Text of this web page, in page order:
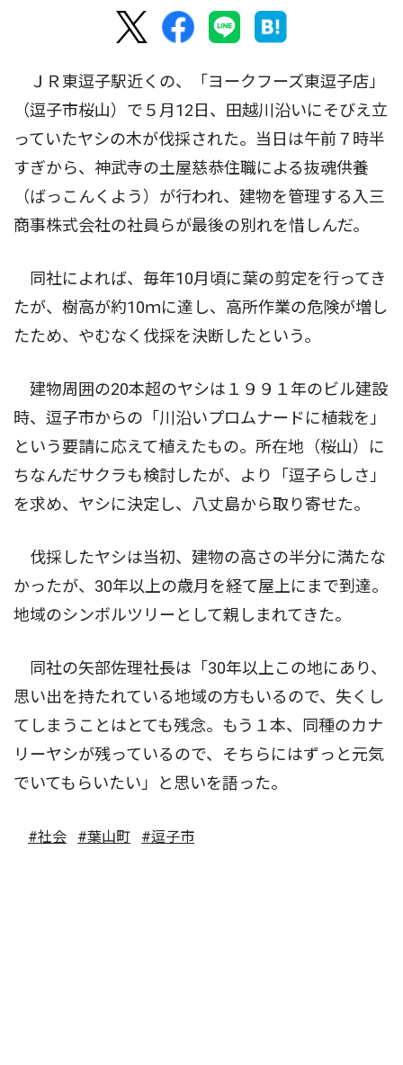
ＪＲ東逗子駅近くの、「ヨークフーズ東逗子店」
（逗子市桜山）で５月12日、田越川沿いにそびえ立
っていたヤシの木が伐採された。当日は午前７時半
すぎから、神武寺の土屋慈恭住職による抜魂供養
（ばっこんくよう）が行われ、建物を管理する入三
商事株式会社の社員らが最後の別れを惜しんだ。
同社によれば、毎年10月頃に葉の剪定を行ってき
たが、樹高が約10ｍに達し、高所作業の危険が増し
たため、やむなく伐採を決断したという。
建物周囲の20本超のヤシは１９９１年のビル建設
時、逗子市からの「川沿いプロムナードに植栽を」
という要請に応えて植えたもの。所在地（桜山）に
ちなんだサクラも検討したが、より「逗子らしさ」
を求め、ヤシに決定し、八丈島から取り寄せた。
伐採したヤシは当初、建物の高さの半分に満たな
かったが、30年以上の歳月を経て屋上にまで到達。
地域のシンボルツリーとして親しまれてきた。
同社の矢部佐理社長は「30年以上この地にあり、
思い出を持たれている地域の方もいるので、失くし
てしまうことはとても残念。もう１本、同種のカナ
リーヤシが残っているので、そちらにはずっと元気
でいてもらいたい」と思いを語った。
#社会 #葉山町 #逗子市